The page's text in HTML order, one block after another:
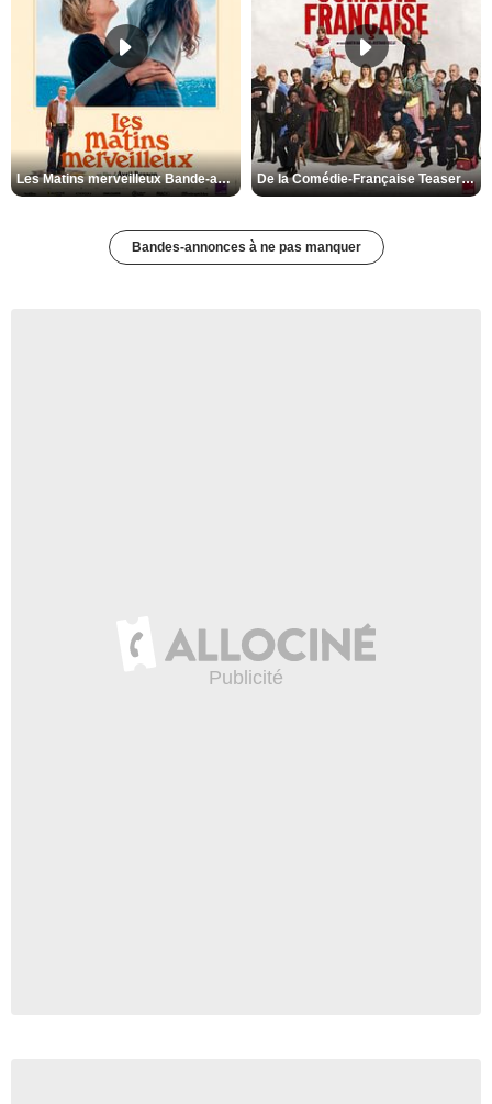
Les Matins merveilleux Bande-annonce VF De la Comédie-Française Teaser VF
Bandes-annonces à ne pas manquer